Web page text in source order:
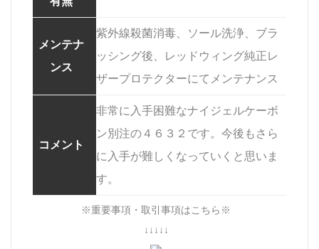
メンテナ
ンス
紫外線殺菌消毒、ソール洗浄、ブラ
ッシング後、レッドウィング純正レ
ザープロテクターにてメンテナンス
コメント
非常に入手困難なナイジェルケーボ
ン別注の４６３２です。今後もさら
に入手が難しくなっていくと思いま
す。
※重要事項・取引事項はこちら※
↓↓↓↓↓